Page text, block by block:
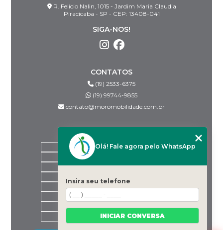
R. Felício Nalin, 1015 - Jardim Maria Claudia
Piracicaba - SP - CEP: 13408-041
SIGA-NOS!
CONTATOS
(19) 2533-6375
(19) 99744-9855
contato@moromobilidade.com.br
HOME
PRODUTOS
DESPACHANTES PARCEIROS
CONTATO
CATEGORIAS
MAPA DO SITE
Olá! Fale agora pelo WhatsApp
Insira seu telefone
INICIAR CONVERSA